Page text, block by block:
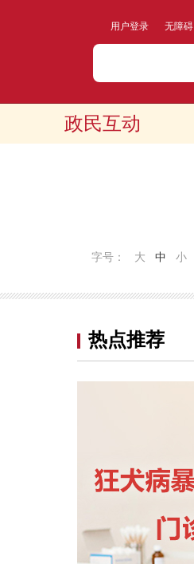
用户登录 无障碍
政民互动
字号： 大 中 小
热点推荐